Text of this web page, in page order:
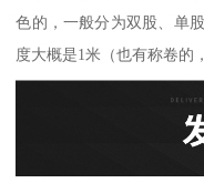
色的，一般分为双股、单
度大概是1米（也有称卷的